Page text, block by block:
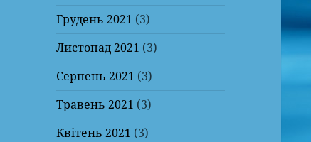
Грудень 2021 (3)
Листопад 2021 (3)
Серпень 2021 (3)
Травень 2021 (3)
Квітень 2021 (3)